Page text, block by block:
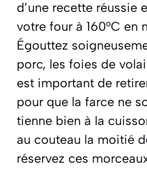
d’une recette réussie
votre four à 160°C en
Égouttez
porc, les foies de
est important de
pour que la farce ne
tienne bien à la
au couteau la moitié
réservez ces